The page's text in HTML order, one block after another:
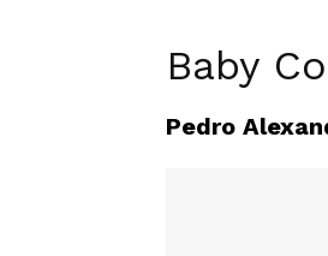
Baby
Pedro